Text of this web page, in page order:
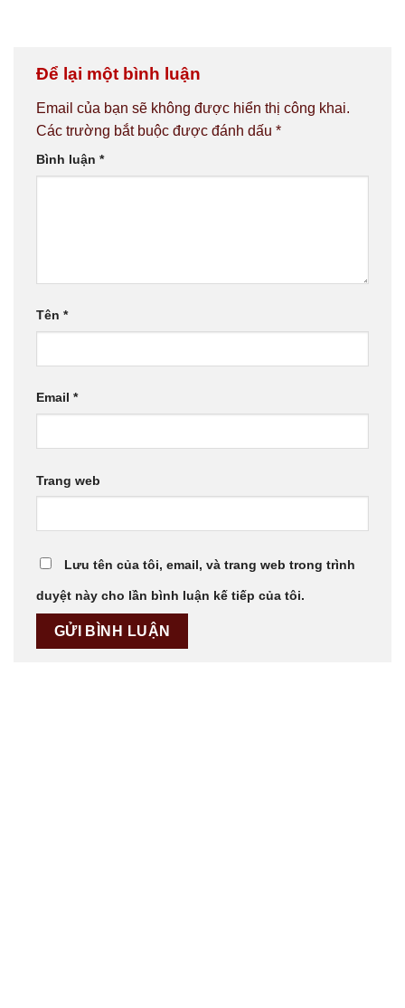
Để lại một bình luận
Email của bạn sẽ không được hiển thị công khai.
Các trường bắt buộc được đánh dấu *
Bình luận *
Tên *
Email *
Trang web
Lưu tên của tôi, email, và trang web trong trình
duyệt này cho lần bình luận kế tiếp của tôi.